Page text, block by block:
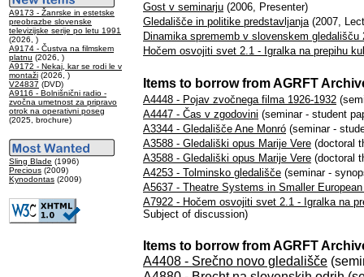
A9173 - Žanrske in estetske
preobrazbe slovenske
televizijske serije po letu 1991
(2026, )
A9174 - Čustva na filmskem
platnu (2026, )
A9172 - Nekaj, kar se rodi le v
montaži (2026, )
V24837 (DVD)
A9116 - Bolnišnični radio -
zvočna umetnost za pripravo
otrok na operativni poseg
(2025, brochure)
Sling Blade (1996)
Precious (2009)
Kynodontas (2009)
Gost v seminarju (2006, Presenter)
Gledališče in politike predstavljanja(2007,
Dinamika sprememb v slovenskem gledališču
Hočem osvojiti svet 2.1 - Igralka na prepihu
Items to borrow from AGRFT
A4448 - Pojav zvočnega filma 1926-1932
A4447 - Čas v zgodovini (seminar - student
A3344 - Gledališče Ane Monró (seminar -
A3588 - Gledališki opus Marije Vere (doctoral
A3588 - Gledališki opus Marije Vere (doctoral
A4253 - Tolminsko gledališče (seminar -
A5637 - Theatre Systems in Smaller
A7922 - Hočem osvojiti svet 2.1 - Igralka na
Subject of discussion)
Items to borrow from AGRFT
A4408 - Srečno novo gledališče